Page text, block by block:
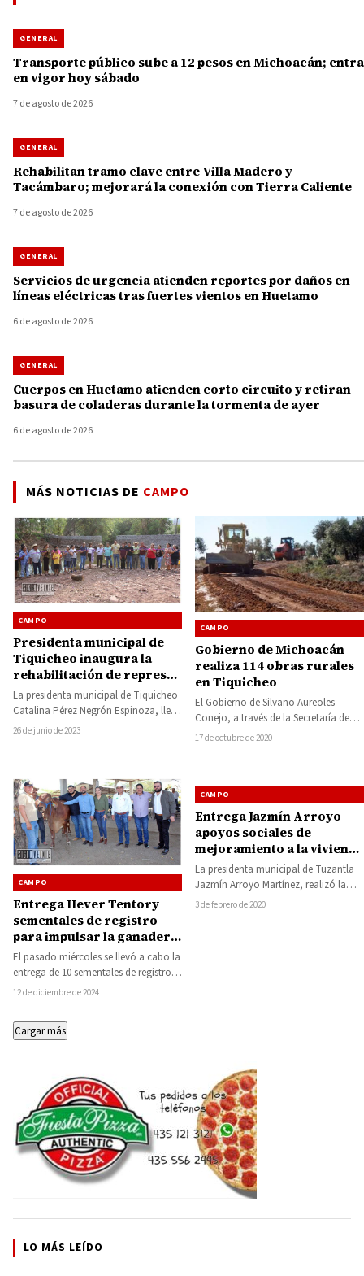
GENERAL
Transporte público sube a 12 pesos en Michoacán; entra
en vigor hoy sábado
7 de agosto de 2026
GENERAL
Rehabilitan tramo clave entre Villa Madero y
Tacámbaro; mejorará la conexión con Tierra Caliente
7 de agosto de 2026
GENERAL
Servicios de urgencia atienden reportes por daños en
líneas eléctricas tras fuertes vientos en Huetamo
6 de agosto de 2026
GENERAL
Cuerpos en Huetamo atienden corto circuito y retiran
basura de coladeras durante la tormenta de ayer
6 de agosto de 2026
MÁS NOTICIAS DE CAMPO
CAMPO
Presidenta municipal de
Tiquicheo inaugura la
rehabilitación de represa
en Copándaro para la
captación y
almacenamiento de agua
La presidenta municipal de Tiquicheo
Catalina Pérez Negrón Espinoza, llevó
a cabo la inauguración de la
26 de junio de 2023
CAMPO
Gobierno de Michoacán
realiza 114 obras rurales
en Tiquicheo
El Gobierno de Silvano Aureoles
Conejo, a través de la Secretaría de
Desarrollo Rural y Agroalimentario
17 de octubre de 2020
CAMPO
Entrega Hever Tentory
sementales de registro
para impulsar la ganadería
en Carácuaro
El pasado miércoles se llevó a cabo la
entrega de 10 sementales de registro a
ganaderos del municipio,…
12 de diciembre de 2024
CAMPO
Entrega Jazmín Arroyo
apoyos sociales de
mejoramiento a la vivienda
y al campo de Tuzantla
La presidenta municipal de Tuzantla
Jazmín Arroyo Martínez, realizó la
entrega de diversos apoyos sociales,
3 de febrero de 2020
Cargar más
LO MÁS LEÍDO